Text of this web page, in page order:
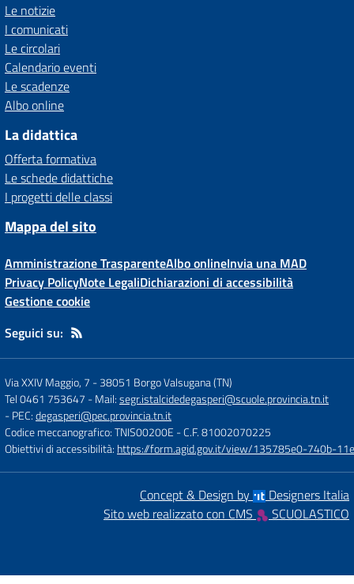
Le notizie
I comunicati
Le circolari
Calendario eventi
Le scadenze
Albo online
La didattica
Offerta formativa
Le schede didattiche
I progetti delle classi
Mappa del sito
Amministrazione TrasparenteAlbo onlineInvia una MAD
Privacy PolicyNote LegaliDichiarazioni di accessibilità
Gestione cookie
Seguici su:
Via XXIV Maggio, 7 -38051 Borgo Valsugana (TN)
Tel 0461 753647 - Mail:segr.istalcidedegasperi@scuole.provincia.tn.it
- PEC:degasperi@pec.provincia.tn.it
Codice meccanografico: TNIS00200E - C.F. 81002070225
Obiettivi di accessibilità: https://form.agid.gov.it/view/135785e0-740b-
Concept & Design by
Designers Italia
Sito web realizzato con CMS
SCUOLASTICO